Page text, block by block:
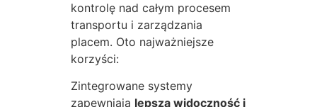
kontrolę nad całym procesem
transportu i zarządzania
placem. Oto najważniejsze
korzyści:
Zintegrowane systemy
zapewniają lepszą widoczność i